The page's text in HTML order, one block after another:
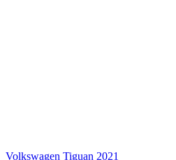
Volkswagen Tiguan 2021